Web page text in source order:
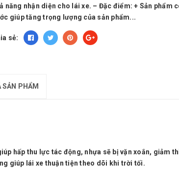
năng nhận diện cho lái xe. – Đặc điểm: + Sản phẩm
giúp tăng trọng lượng của sản phẩm...
sẻ:
SẢN PHẨM
hấp thu lực tác động, nhựa sẽ bị vặn xoắn, giảm
giúp lái xe thuận tiện theo dõi khi trời tối.